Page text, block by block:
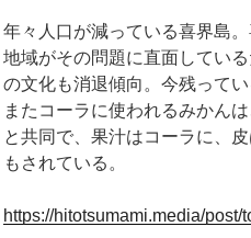
年々人口が減っている喜界島
地域がその問題に直面してい
の文化も消退傾向。今残って
またコーラに使われるみかん
と共同で、果汁はコーラに、
もされている。
https://hitotsumami.media/post/